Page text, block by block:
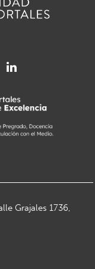
Grajales 1736,